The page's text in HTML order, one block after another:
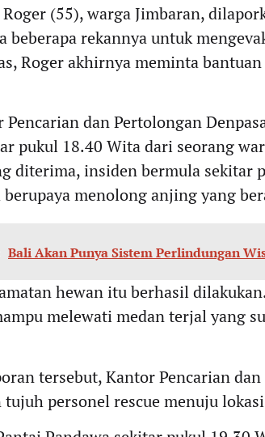
(55), warga Jimbaran,
beberapa rekannya untuk
Roger akhirnya meminta
Pencarian dan Pertolongan
pukul 18.40 Wita dari seorang
diterima, insiden bermula sekitar
menolong anjing yang
Bali Akan Punya Sistem Perlindungan
hewan itu berhasil
melewati medan terjal yang
tersebut, Kantor Pencarian
tujuh personel rescue menuju